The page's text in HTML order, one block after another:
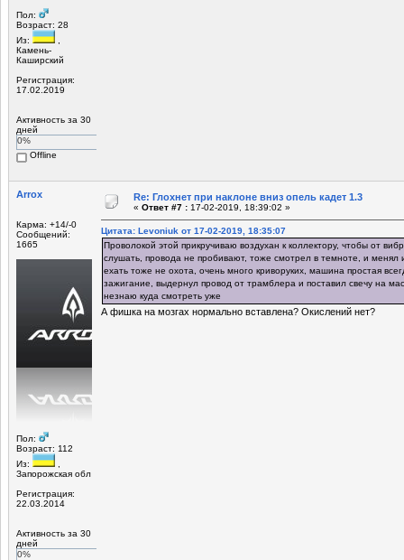
Пол:
Возраст: 28
Из:
Камень-
Каширский
Регистрация:
17.02.2019
Активность за 30
дней
0%
Offline
Arrox
Карма: +14/-0
Сообщений:
1665
Пол:
Возраст: 112
Из:
Запорожская обл
Регистрация:
22.03.2014
Активность за 30
дней
0%
Re: Глохнет при наклоне вниз опель кадет 1.3
« Ответ #7 : 17-02-2019, 18:39:02 »
Цитата: Levoniuk от 17-02-2019, 18:35:07
Проволокой этой прикручиваю воздухан к коллектору, чтобы от
слушать, провода не пробивают, тоже смотрел в темноте, и менял
ехать тоже не охота, очень много криворуких, машина простая
зажигание, выдернул провод от трамблера и поставил свечу на
незнаю куда смотреть уже
А фишка на мозгах нормально вставлена? Окислений нет?